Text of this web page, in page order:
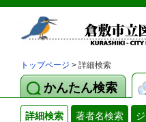
トップページ > 詳細検索
かんたん検索
詳細検索 著者名検索